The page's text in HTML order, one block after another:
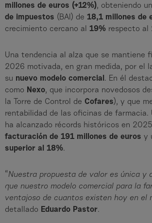
millones de euros (+12%), obteniendo un
de impuestos (BAI) de 18,1 millones de
crecimiento cercano al 19% respecto al
Una tendencia al alza que se mantiene
2026 motivada, en gran medida, por el
su nuevo modelo comercial . En él
como Nexo, que incorpora novedosos
la Torre de Control de Cofares), y que
rentabilidad de las oficinas de farmacia.
ha alcanzado récords históricos en
facturación de 191 millones de euros y
superior al 18%.
“Nuestra propuesta de valor es única y
que nuestro modelo comercial para la
ventajoso de cuantos existen hoy en el
detallado Eduardo Pastor.